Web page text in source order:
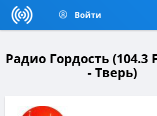
Войти
Радио Гордость (104.3
- Тверь)